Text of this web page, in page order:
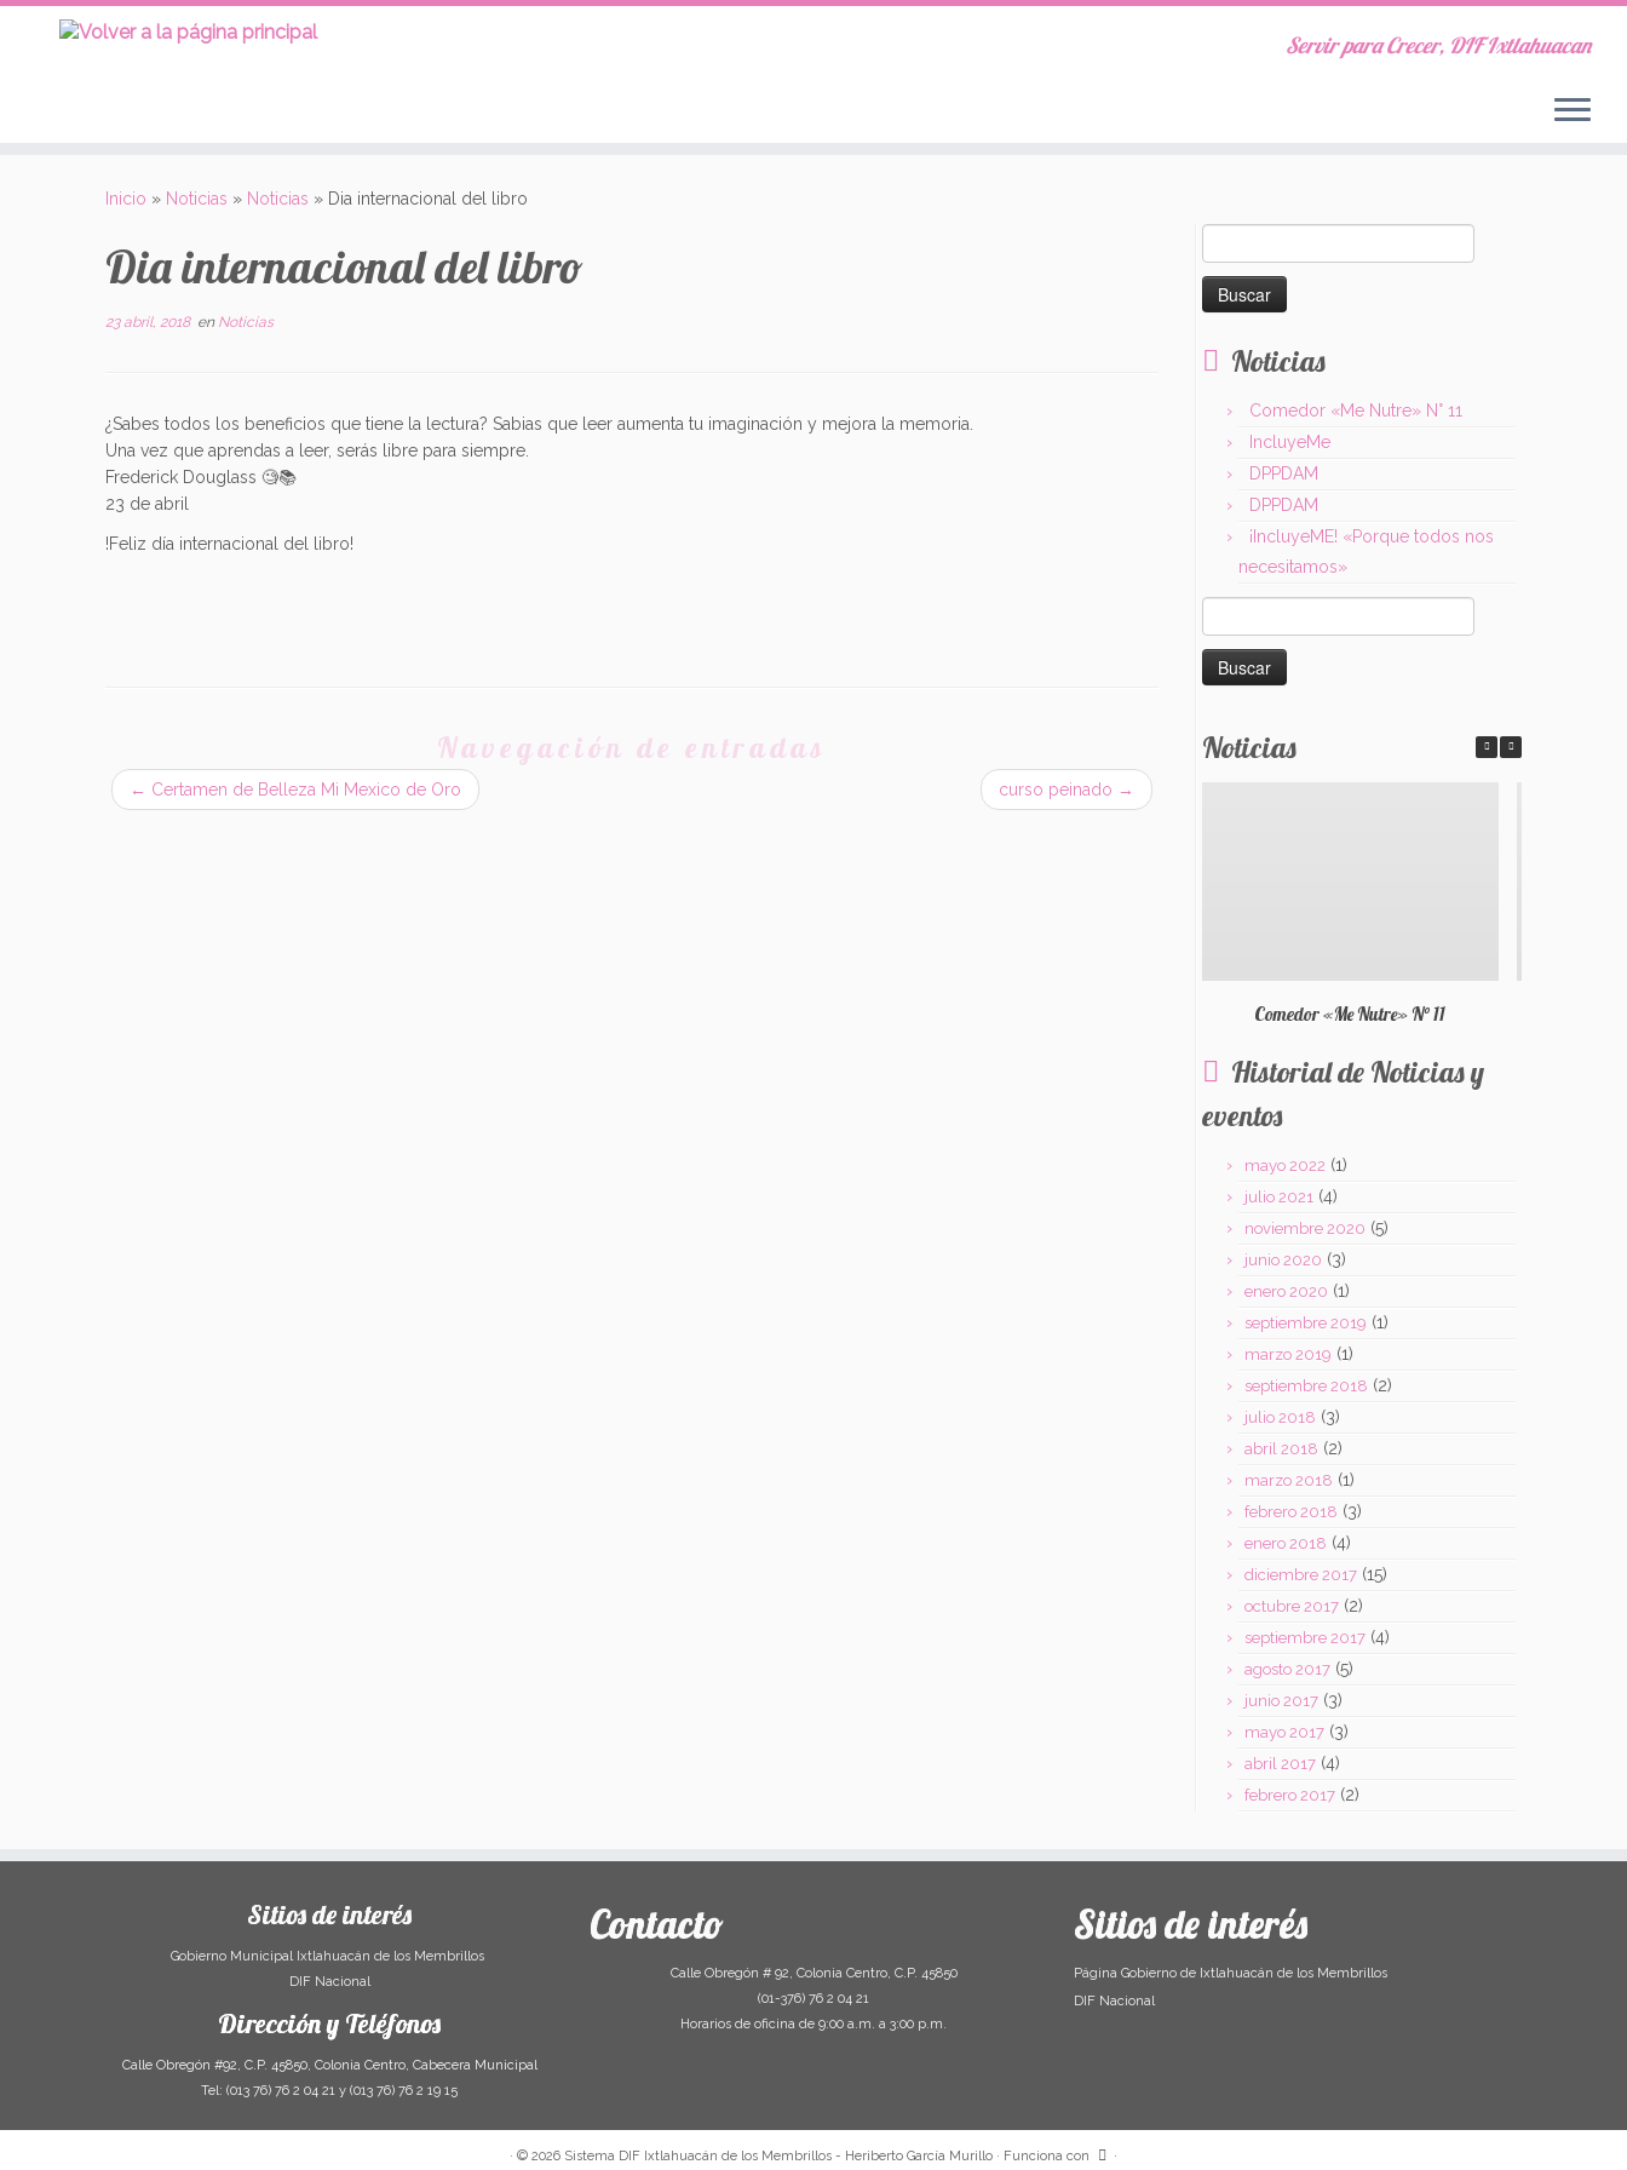
Servir para Crecer, DIF Ixtlahuacan
Inicio » Noticias » Noticias » Dia internacional del libro
Dia internacional del libro
23 abril, 2018en Noticias
¿Sabes todos los beneficios que tiene la lectura? Sabias que leer aumenta tu imaginación y mejora la memoria.
Una vez que aprendas a leer, serás libre para siempre.
Frederick Douglass 🧐📚
23 de abril
!Feliz día internacional del libro!
Navegación de entradas
← Certamen de Belleza Mi Mexico de Oro curso peinado →
Noticias
Comedor «Me Nutre» N° 11
IncluyeMe
DPPDAM
DPPDAM
¡IncluyeME! «Porque todos nos
necesitamos»
Noticias
Comedor «Me Nutre» N° 11
Historial de Noticias y
eventos
mayo 2022 (1)
julio 2021 (4)
noviembre 2020 (5)
junio 2020 (3)
enero 2020 (1)
septiembre 2019 (1)
marzo 2019 (1)
septiembre 2018 (2)
julio 2018 (3)
abril 2018 (2)
marzo 2018 (1)
febrero 2018 (3)
enero 2018 (4)
diciembre 2017 (15)
octubre 2017 (2)
septiembre 2017 (4)
agosto 2017 (5)
junio 2017 (3)
mayo 2017 (3)
abril 2017 (4)
febrero 2017 (2)
Sitios de interés
Gobierno Municipal Ixtlahuacán de los Membrillos
DIF Nacional
Dirección y Teléfonos
Calle Obregón #92, C.P. 45850, Colonia Centro, Cabecera Municipal
Tel: (013 76) 76 2 04 21 y (013 76) 76 2 19 15
Contacto
Calle Obregón # 92, Colonia Centro, C.P. 45850
(01-376) 76 2 04 21
Horarios de oficina de 9:00 a.m. a 3:00 p.m.
Sitios de interés
Página Gobierno de Ixtlahuacán de los Membrillos
DIF Nacional
· © 2026 Sistema DIF Ixtlahuacán de los Membrillos - Heriberto García Murillo · Funciona con ·